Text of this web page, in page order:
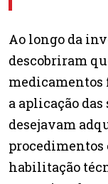
Ao longo da
descobriram
medicamentos
a aplicação
desejavam
procedimentos
habilitação